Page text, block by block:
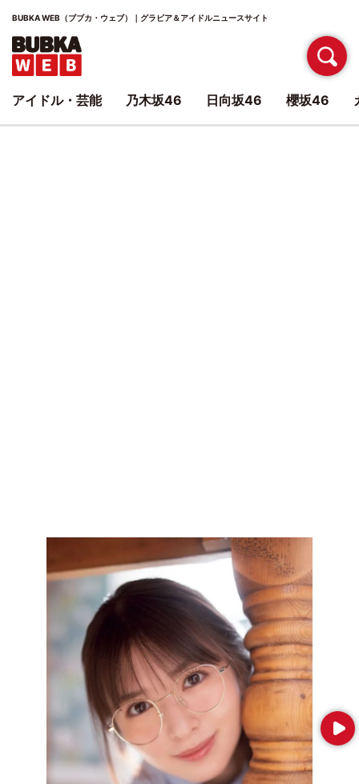
BUBKA WEB（ブブカ・ウェブ）｜グラビア＆アイドルニュースサイト
Next
アイドル・芸能 乃木坂46 日向坂46 櫻坂46